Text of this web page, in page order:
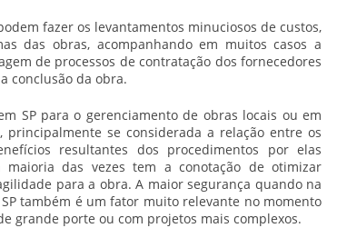
fazer os levantamentos minuciosos de custos,
das obras, acompanhando em muitos casos a
de processos de contratação dos fornecedores
conclusão da obra.
SPpara o gerenciamento de obras locais ou em
se considerada a relação entre os
resultantes dos procedimentos por elas
das vezes tem a conotação de otimizar
para a obra. A maior segurança quando na
também é um fator muito relevante no momento
grande porte ou com projetos mais complexos.